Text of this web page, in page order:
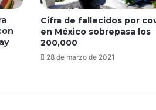
Cifra de fallecidos por
en México sobrepasa los
200,000
28 de marzo de 2021